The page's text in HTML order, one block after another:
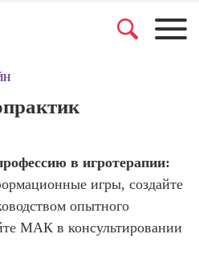
продвижение
сайтов)
Профессия
Интернет-
в игротерапии:
игры, создайте
опытного
МАК в консультировании